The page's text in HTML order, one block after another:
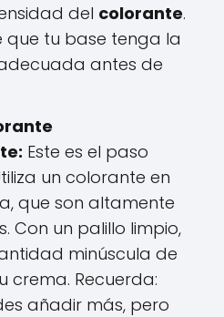
del colorante.
que tu base tenga la
antes de
Este es el paso
un colorante en
que son altamente
Con un palillo limpio,
minúscula de
crema. Recuerda:
añadir más, pero